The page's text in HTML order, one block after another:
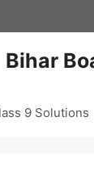
Bihar
9 Solutions